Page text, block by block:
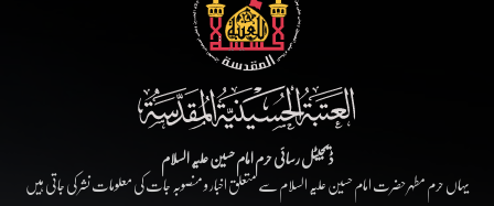
ڈیجیٹل رسائی حرم امام حسین علیہ السلام
یہاں حرم مطہر حضرت امام حسین علیہ السلام سے متعلق اخبار و منصوبہ جات کی معلومات نشر کی جاتی ہیں